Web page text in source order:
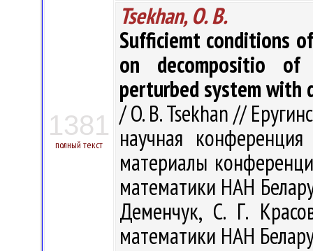
1381
полный текст
Tsekhan, O. B.
Sufficiemt conditions
on decompositio
perturbed system with
/ O. B. Tsekhan //
научная
материалы
математики НАН
Деменчук, С. Г.
математики НАН